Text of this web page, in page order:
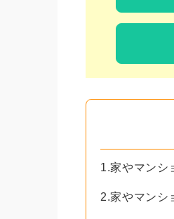
1.家やマンシ
2.家やマンシ